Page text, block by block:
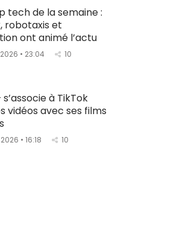
tech de la semaine :
robotaxis et
ont animé l’actu
• 23:04 10
s’associe à TikTok
vidéos avec ses films
• 16:18 10